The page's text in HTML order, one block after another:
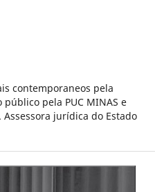
contemporaneos pela
público pela PUC MINAS e
jurídica do Estado